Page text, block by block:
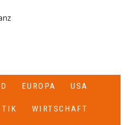
EUROPA USA
WIRTSCHAFT